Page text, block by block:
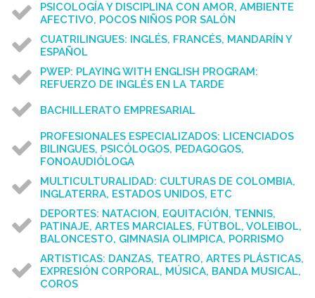
PSICOLOGÍA Y DISCIPLINA CON AMOR, AMBIENTE
AFECTIVO, POCOS NIÑOS POR SALÓN
CUATRILINGUES: INGLÉS, FRANCÉS, MANDARÍN Y
ESPAÑOL
PWEP: PLAYING WITH ENGLISH PROGRAM:
REFUERZO DE INGLÉS EN LA TARDE
BACHILLERATO EMPRESARIAL
PROFESIONALES ESPECIALIZADOS: LICENCIADOS
BILINGUES, PSICÓLOGOS, PEDAGOGOS,
FONOAUDIÓLOGA
MULTICULTURALIDAD: CULTURAS DE COLOMBIA,
INGLATERRA, ESTADOS UNIDOS, ETC
DEPORTES: NATACION, EQUITACIÓN, TENNIS,
PATINAJE, ARTES MARCIALES, FÚTBOL, VOLEIBOL,
BALONCESTO, GIMNASIA OLIMPICA, PORRISMO
ARTISTICAS: DANZAS, TEATRO, ARTES PLÁSTICAS,
EXPRESIÓN CORPORAL, MÚSICA, BANDA MUSICAL,
COROS